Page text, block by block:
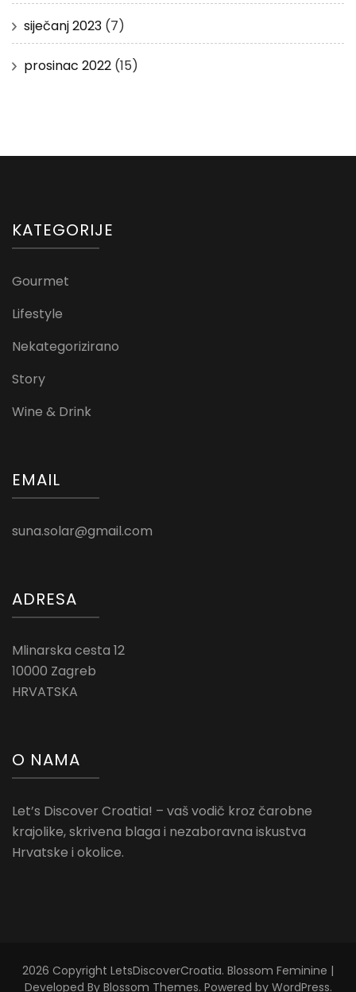
siječanj 2023 (7)
prosinac 2022 (15)
KATEGORIJE
Gourmet
Lifestyle
Nekategorizirano
Story
Wine & Drink
EMAIL
suna.solar@gmail.com
ADRESA
Mlinarska cesta 12
10000 Zagreb
HRVATSKA
O NAMA
Let’s Discover Croatia! – vaš vodič kroz čarobne
krajolike, skrivena blaga i nezaboravna iskustva
Hrvatske i okolice.
2026 Copyright LetsDiscoverCroatia. Blossom Feminine |
Developed By Blossom Themes. Powered by WordPress.